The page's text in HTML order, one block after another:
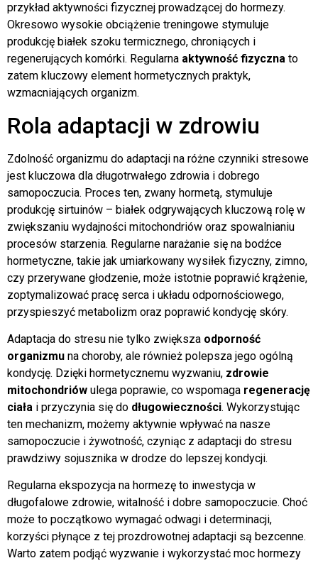
przykład aktywności fizycznej prowadzącej do hormezy.
Okresowo wysokie obciążenie treningowe stymuluje
produkcję białek szoku termicznego, chroniących i
regenerujących komórki. Regularna aktywność fizyczna to
zatem kluczowy element hormetycznych praktyk,
wzmacniających organizm.
Rola adaptacji w zdrowiu
Zdolność organizmu do adaptacji na różne czynniki stresowe
jest kluczowa dla długotrwałego zdrowia i dobrego
samopoczucia. Proces ten, zwany hormetą, stymuluje
produkcję sirtuinów – białek odgrywających kluczową rolę w
zwiększaniu wydajności mitochondriów oraz spowalnianiu
procesów starzenia. Regularne narażanie się na bodźce
hormetyczne, takie jak umiarkowany wysiłek fizyczny, zimno,
czy przerywane głodzenie, może istotnie poprawić krążenie,
zoptymalizować pracę serca i układu odpornościowego,
przyspieszyć metabolizm oraz poprawić kondycję skóry.
Adaptacja do stresu nie tylko zwiększa odporność
organizmu na choroby, ale również polepsza jego ogólną
kondycję. Dzięki hormetycznemu wyzwaniu, zdrowie
mitochondriów ulega poprawie, co wspomaga regenerację
ciała i przyczynia się do długowieczności. Wykorzystując
ten mechanizm, możemy aktywnie wpływać na nasze
samopoczucie i żywotność, czyniąc z adaptacji do stresu
prawdziwy sojusznika w drodze do lepszej kondycji.
Regularna ekspozycja na hormezę to inwestycja w
długofalowe zdrowie, witalność i dobre samopoczucie. Choć
może to początkowo wymagać odwagi i determinacji,
korzyści płynące z tej prozdrowotnej adaptacji są bezcenne.
Warto zatem podjąć wyzwanie i wykorzystać moc hormezy